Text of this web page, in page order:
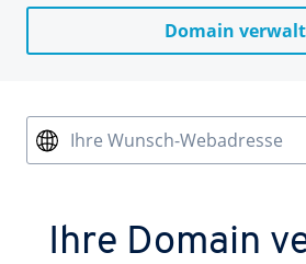
Domain
Ihre Wunsch-Webadresse
Ihre Domain